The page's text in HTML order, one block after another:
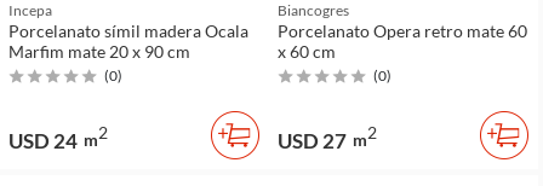
Incepa
Porcelanato símil madera Ocala
Marfim mate 20 x 90 cm
(0)
USD 24 m2
Biancogres
Porcelanato Opera retro mate 60
x 60 cm
(0)
USD 27 m2